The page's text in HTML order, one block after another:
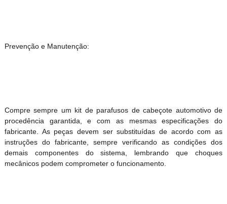
Prevenção e Manutenção:
Compre sempre um kit de parafusos de cabeçote automotivo de
procedência garantida, e com as mesmas especificações do
fabricante. As peças devem ser substituídas de acordo com as
instruções do fabricante, sempre verificando as condições dos
demais componentes do sistema, lembrando que choques
mecânicos podem comprometer o funcionamento.